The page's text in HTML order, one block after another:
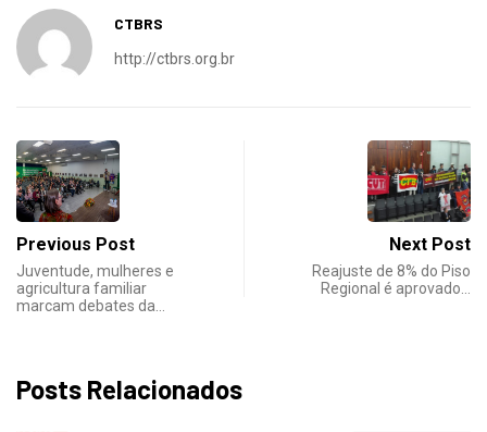
CTBRS
http://ctbrs.org.br
Previous Post
Juventude, mulheres e
agricultura familiar
marcam debates da…
Next Post
Reajuste de 8% do Piso
Regional é aprovado…
Posts Relacionados